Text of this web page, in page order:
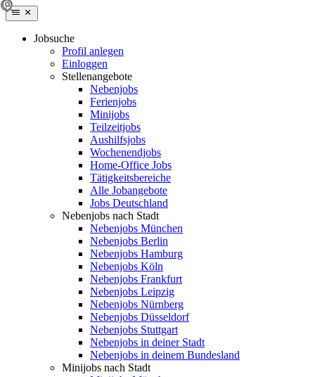
Jobsuche
Profil anlegen
Einloggen
Stellenangebote
Nebenjobs
Ferienjobs
Minijobs
Teilzeitjobs
Aushilfsjobs
Wochenendjobs
Home-Office Jobs
Tätigkeitsbereiche
Alle Jobangebote
Jobs Deutschland
Nebenjobs nach Stadt
Nebenjobs München
Nebenjobs Berlin
Nebenjobs Hamburg
Nebenjobs Köln
Nebenjobs Frankfurt
Nebenjobs Leipzig
Nebenjobs Nürnberg
Nebenjobs Düsseldorf
Nebenjobs Stuttgart
Nebenjobs in deiner Stadt
Nebenjobs in deinem Bundesland
Minijobs nach Stadt